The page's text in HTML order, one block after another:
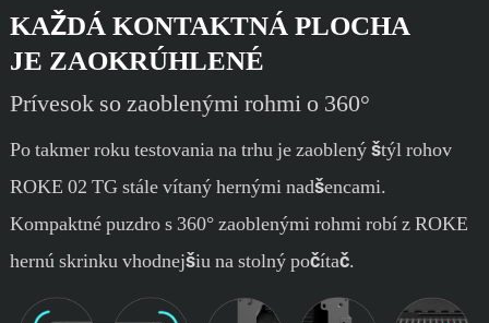
KAŽDÁ KONTAKTNÁ PLOCHA
JE ZAOKRÚHLENÉ
Prívesok so zaoblenými rohmi o 360°
Po takmer roku testovania na trhu je zaoblený štýl rohov
ROKE 02 TG stále vítaný hernými nadšencami.
Kompaktné puzdro s 360° zaoblenými rohmi robí z ROKE
hernú skrinku vhodnejšiu na stolný počítač.